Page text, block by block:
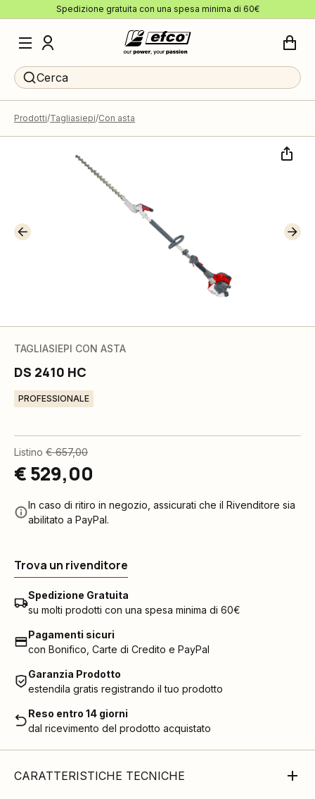
Spedizione gratuita con una spesa minima di 60€
Cerca
Prodotti Tagliasiepi Con asta
TAGLIASIEPI CON ASTA
DS 2410 HC
PROFESSIONALE
Listino € 657,00
€ 529,00
In caso di ritiro in negozio, assicurati che il Rivenditore sia
abilitato a PayPal.
Trova un rivenditore
Spedizione Gratuita
su molti prodotti con una spesa minima di 60€
Pagamenti sicuri
con Bonifico, Carte di Credito e PayPal
Garanzia Prodotto
estendila gratis registrando il tuo prodotto
Reso entro 14 giorni
dal ricevimento del prodotto acquistato
CARATTERISTICHE TECNICHE